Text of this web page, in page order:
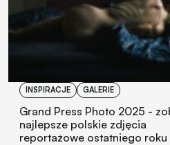
INSPIRACJE GALERIE
Grand Press Photo 2025 -
najlepsze polskie zdjęcia
reportażowe ostatniego roku